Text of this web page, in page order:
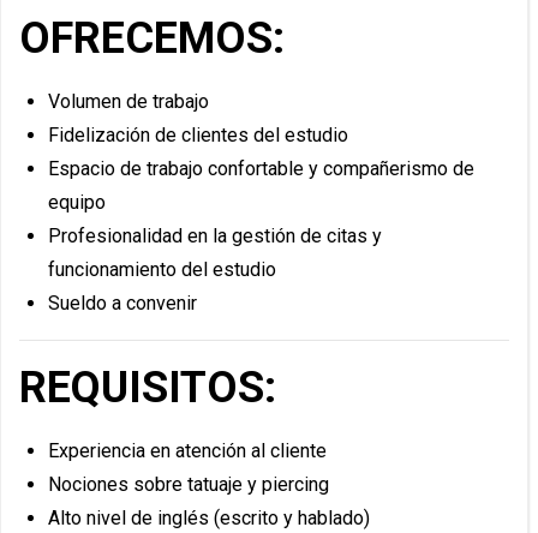
OFRECEMOS:
Volumen de trabajo
Fidelización de clientes del estudio
Espacio de trabajo confortable y compañerismo de
equipo
Profesionalidad en la gestión de citas y
funcionamiento del estudio
Sueldo a convenir
REQUISITOS:
Experiencia en atención al cliente
Nociones sobre tatuaje y piercing
Alto nivel de inglés (escrito y hablado)